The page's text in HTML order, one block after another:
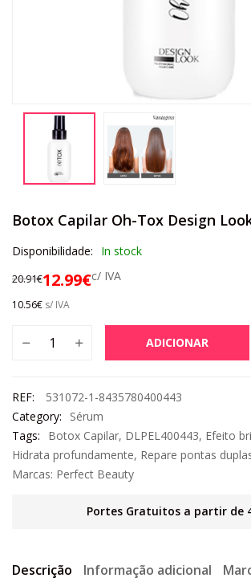
Botox Capilar Oh-Tox Design
Disponibilidade: In stock
20.91€12.99€c/ IVA
10.56€ s/ IVA
ADICIONAR
REF:
531072-1-8435780400443
Category:
Sérum
Tags:
Botox Capilar, DLPEL400443, Efeito
Hidrata profundamente, Repare pontas
Marcas: Perfect Beauty
Portes Gratuitos a partir de
Descrição Informação adicional